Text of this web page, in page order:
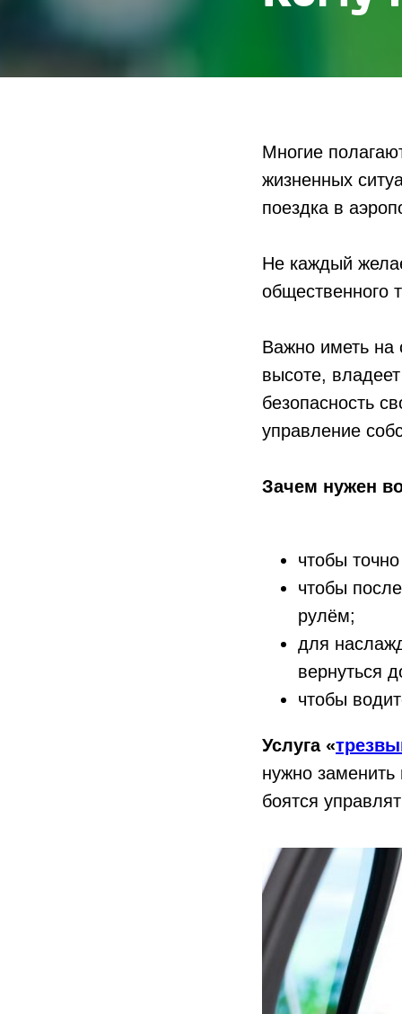
Многие
жизненных
поездка в
Не каждый
общественного
Важно иметь на
высоте,
безопасность
управление
Зачем нужен
чтобы
чтобы
рулём;
для
вернуться
чтобы
Услуга «
нужно
боятся